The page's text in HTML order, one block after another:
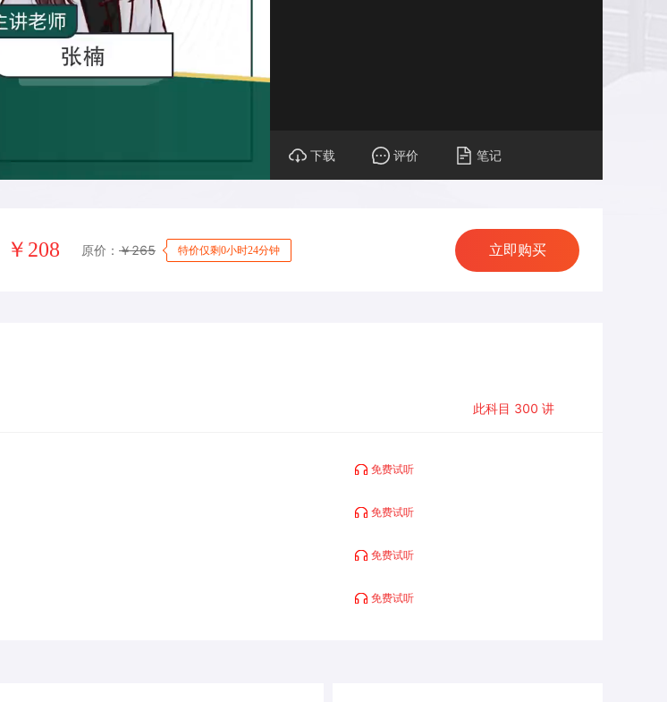
下载 评价 笔记
￥ 208 原价： ￥265 特价仅剩0小时24分钟 立即购买
此科目 300 讲
免费试听
免费试听
免费试听
免费试听